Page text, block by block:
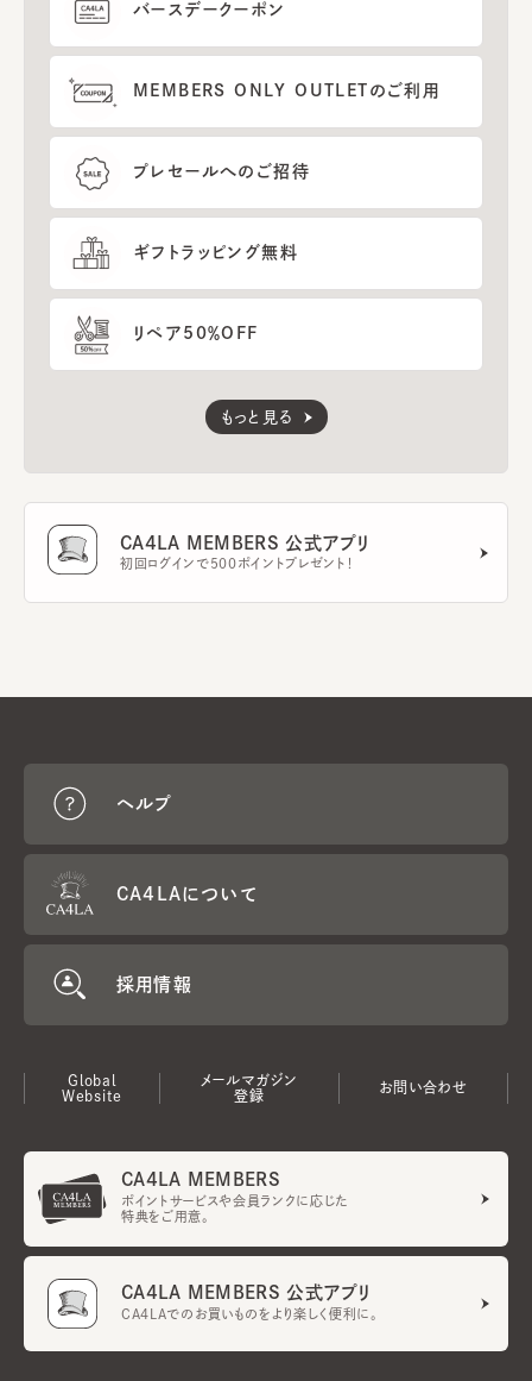
バースデークーポン
MEMBERS ONLY OUTLETのご利用
プレセールへのご招待
ギフトラッピング無料
リペア50％OFF
もっと見る
CA4LA MEMBERS 公式アプリ
初回ログインで500ポイントプレゼント！
ヘルプ
CA4LAについて
採用情報
Global
Website
メールマガジン
登録
お問い合わせ
CA4LA MEMBERS
ポイントサービスや会員ランクに応じた
特典をご用意。
CA4LA MEMBERS 公式アプリ
CA4LAでのお買いものをより楽しく便利に。